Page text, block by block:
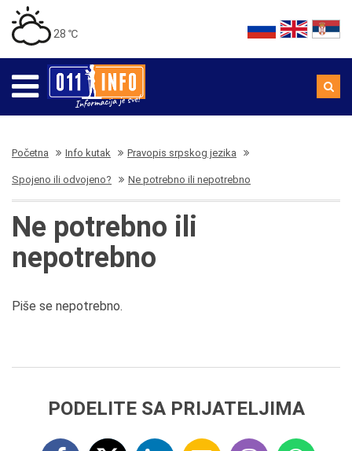
28 ℃
Početna Info kutak Pravopis srpskog jezika
Spojeno ili odvojeno? Ne potrebno ili nepotrebno
Ne potrebno ili
nepotrebno
Piše se nepotrebno.
PODELITE SA PRIJATELJIMA